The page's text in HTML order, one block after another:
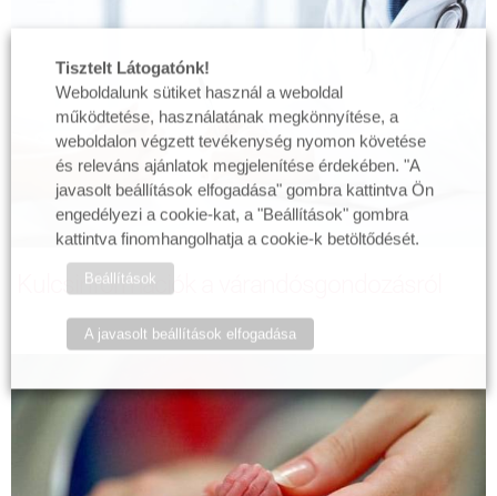
Kulcsinformációk a várandósgondozásról
Tisztelt Látogatónk!
Weboldalunk sütiket használ a weboldal
működtetése, használatának megkönnyítése, a
weboldalon végzett tevékenység nyomon követése
és releváns ajánlatok megjelenítése érdekében. "A
javasolt beállítások elfogadása" gombra kattintva Ön
engedélyezi a cookie-kat, a "Beállítások" gombra
kattintva finomhangolhatja a cookie-k betöltődését.
Beállítások
A javasolt beállítások elfogadása